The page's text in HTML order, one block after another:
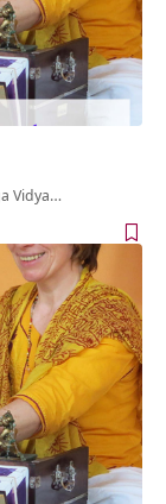
Vidya…